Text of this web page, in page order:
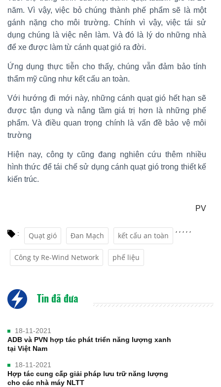
năm. Vì vậy, việc bỏ chúng thành phế phẩm sẽ là một
gánh nặng cho môi trường. Chính vì vậy, việc tái sử
dụng chúng là việc nên làm. Và đó là lý do những nhà
để xe được làm từ cánh quạt gió ra đời.
Ứng dụng thực tiễn cho thấy, chúng vẫn đảm bảo tính
thẩm mỹ cũng như kết cấu an toàn.
Với hướng đi mới này, những cánh quạt gió hết hạn sẽ
được tận dụng và nâng tầm giá trị hơn là những phế
phẩm. Và điều quan trọng chính là vấn đề bảo vệ môi
trường
Hiện nay, công ty cũng đang nghiên cứu thêm nhiều
hình thức để tái chế sử dụng cánh quạt gió trong thiết kế
kiến trúc.
PV
: Quạt gió
,
Đan Mạch
,
kết cấu an toàn
,
Công ty Re-Wind Network
,
phế liệu
,
Tin đã đưa
18-11-2021
ADB và PVN hợp tác phát triển năng lượng xanh
tại Việt Nam
18-11-2021
Hợp tác cung cấp giải pháp lưu trữ năng lượng
cho các nhà máy NLTT